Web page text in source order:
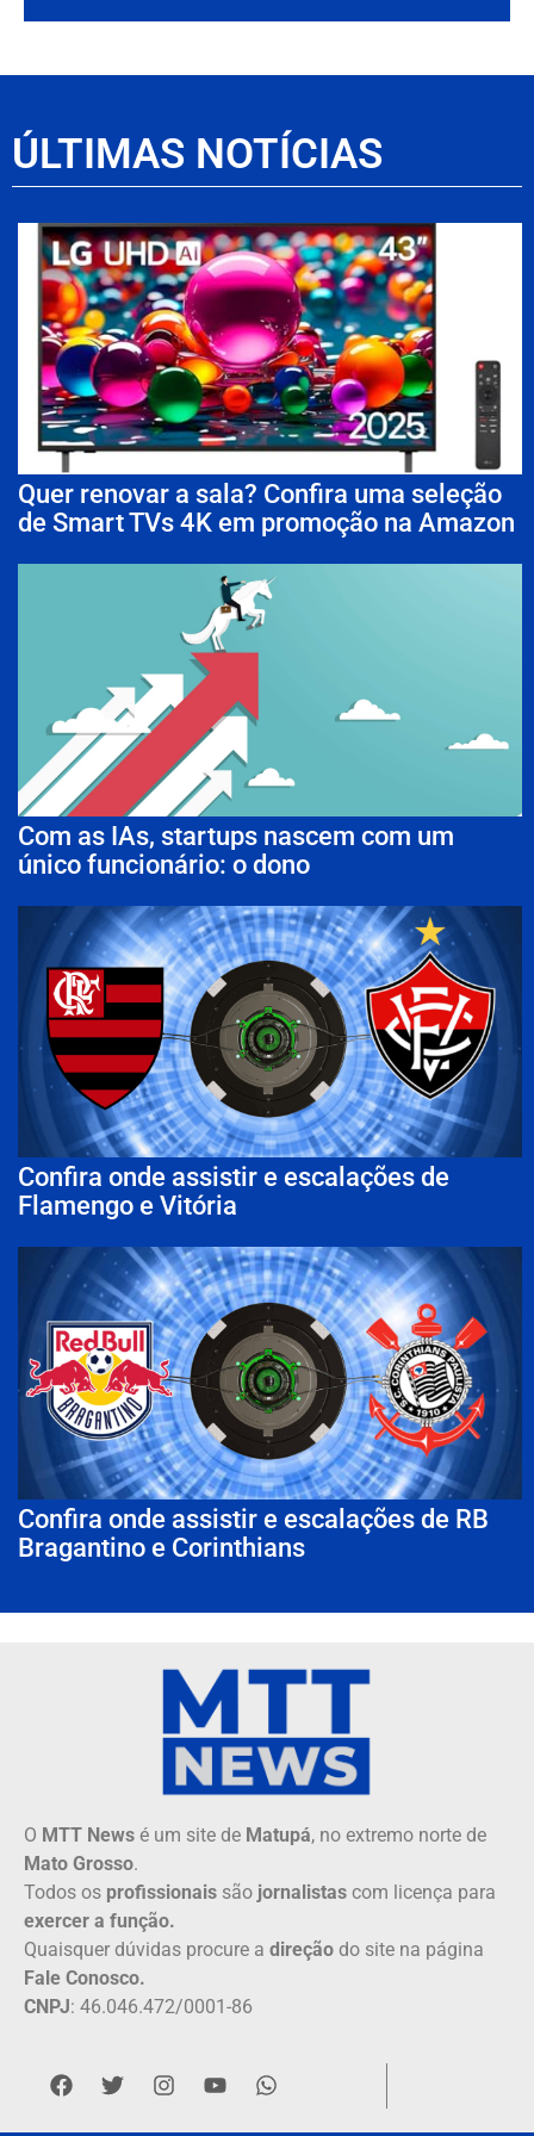
ÚLTIMAS NOTÍCIAS
Quer renovar a sala? Confira uma seleção
de Smart TVs 4K em promoção na Amazon
Com as IAs, startups nascem com um
único funcionário: o dono
Confira onde assistir e escalações de
Flamengo e Vitória
Confira onde assistir e escalações de RB
Bragantino e Corinthians
O MTT News é um site de Matupá, no extremo norte de
Mato Grosso.
Todos os profissionais são jornalistas com licença para
exercer a função.
Quaisquer dúvidas procure a direção do site na página
Fale Conosco.
CNPJ: 46.046.472/0001-86